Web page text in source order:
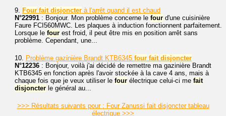
9. Four fait disjoncter à l'arrêt quand il est chaud
N°22991 : Bonjour. Mon problème concerne le four d'une cuisinière
Faure FCI560MWC. Les plaques à induction fonctionnent parfaitement.
Lorsque le four est froid, il peut être mis en position arrêt sans
problème. Cependant, une...
10. Problème gazinière Brandt KTB6345 four fait disjoncter
N°12236 : Bonjour, voilà j'ai décidé de remettre ma gazinière Brandt
KTB6345 en fonction après l'avoir stockée à la cave 4 ans, mais à
chaque fois que je veux utiliser le four électrique celui-ci me fait
disjoncter le général au...
>>> Résultats suivants pour : Four Zanussi fait disjoncter tableau
électrique >>>